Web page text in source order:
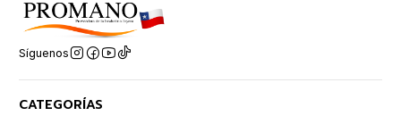
Síguenos
CATEGORÍAS